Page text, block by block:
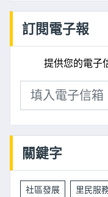
訂閱電子報
提供您的電子
關鍵字
社區發展 里民服